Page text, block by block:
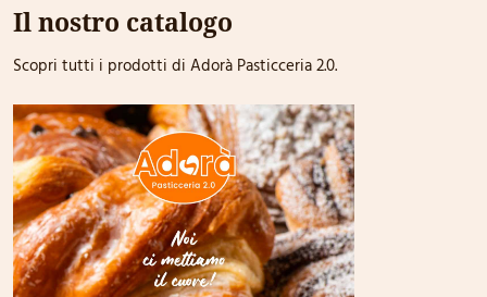
Il nostro catalogo
Scopri tutti i prodotti di Adorà Pasticceria 2.0.